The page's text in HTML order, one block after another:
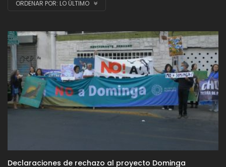
ORDENAR POR: LO ÚLTIMO
Declaraciones de rechazo al proyecto Dominga